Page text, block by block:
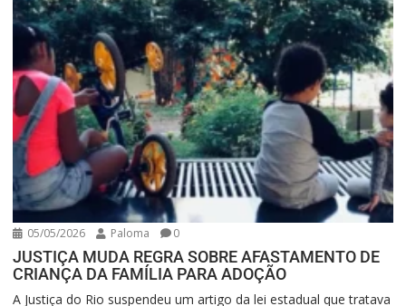
05/05/2026 Paloma 0
JUSTIÇA MUDA REGRA SOBRE AFASTAMENTO DE
CRIANÇA DA FAMÍLIA PARA ADOÇÃO
A Justiça do Rio suspendeu um artigo da lei estadual que tratava